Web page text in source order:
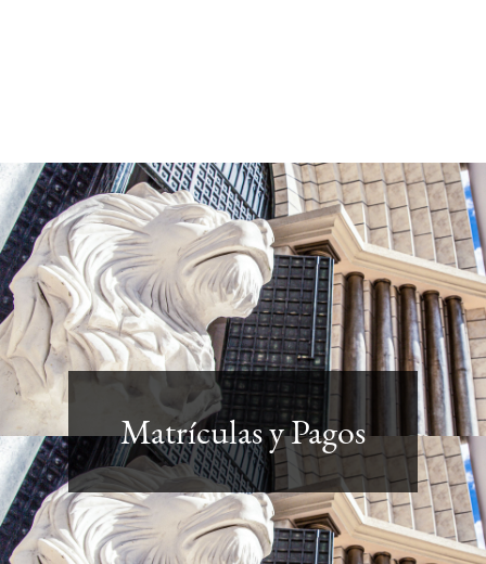
Matrículas y Pagos